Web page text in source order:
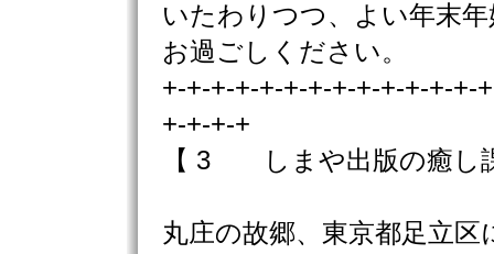
いたわりつつ、よい年末
お過ごしください。
+-+-+-+-+-+-+-+-+-+-+-+-+-
+-+-+-+
【 3 しまや出版の癒し
丸庄の故郷、東京都足立区